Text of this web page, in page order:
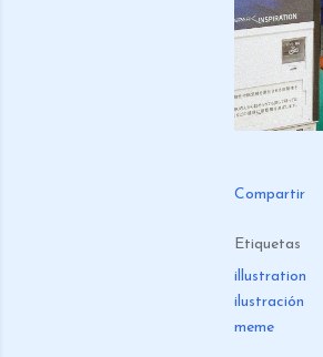
Compartir
Etiquetas
illustration
ilustración
meme